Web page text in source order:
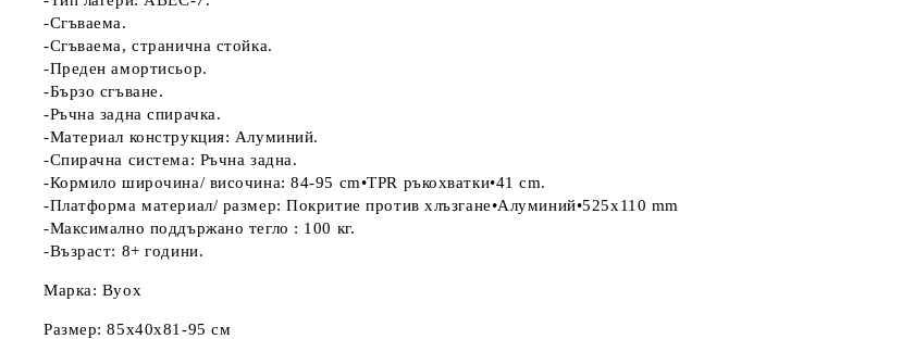
-Сгъваема.
-Сгъваема, странична стойка.
-Преден амортисьор.
-Бързо сгъване.
-Ръчна задна спирачка.
-Материал конструкция: Алуминий.
-Спирачна система: Ръчна задна.
-Кормило широчина/ височина: 84-95 cm•TPR ръкохватки•41 cm.
-Платформа материал/ размер: Покритие против хлъзгане•Алуминий•525x110 mm
-Максимално поддържано тегло : 100 кг.
-Възраст: ​8+ години.
Марка: Byox
Размер: 85x40x81-95 см